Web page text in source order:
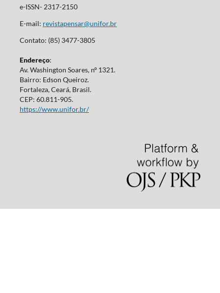
e-ISSN- 2317-2150
E-mail: revistapensar@unifor.br
Contato: (85) 3477-3805
Endereço:
Av. Washington Soares, nº 1321.
Bairro: Edson Queiroz.
Fortaleza, Ceará, Brasil.
CEP: 60.811-905.
https://www.unifor.br/